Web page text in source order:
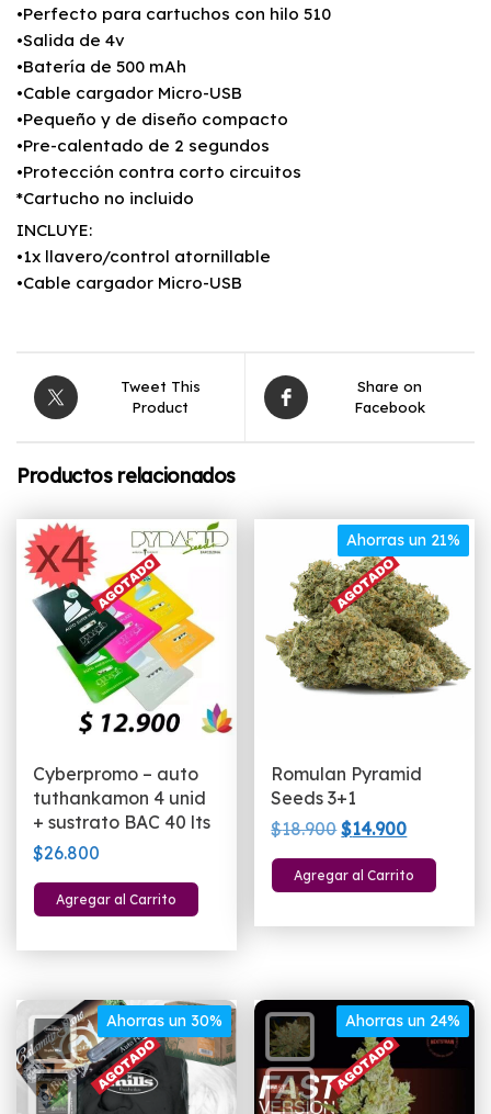
•Perfecto para cartuchos con hilo 510
•Salida de 4v
•Batería de 500 mAh
•Cable cargador Micro-USB
•Pequeño y de diseño compacto
•Pre-calentado de 2 segundos
•Protección contra corto circuitos
*Cartucho no incluido
INCLUYE:
•1x llavero/control atornillable
•Cable cargador Micro-USB
Tweet This
Product
Share on
Facebook
Productos relacionados
Cyberpromo – auto
tuthankamon 4 unid
+ sustrato BAC 40 lts
$26.800
Agregar al Carrito
Ahorras un 21%
Romulan Pyramid
Seeds 3+1
$18.900El
precio
original
$14.900El
precio
actual
Agregar al Carrito
Ahorras un 30% Ahorras un 24%